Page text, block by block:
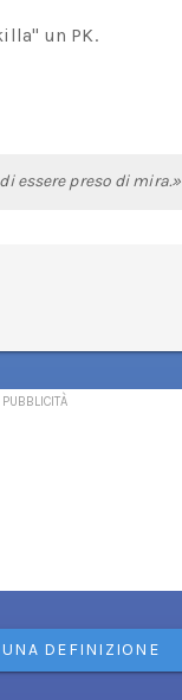
un PK.
essere preso di mira.»
UNA DEFINIZIONE